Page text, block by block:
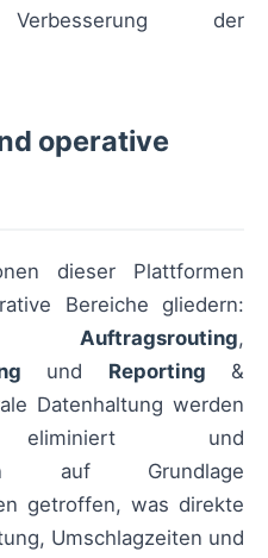
der
operative
dieser Plattformen
Bereiche gliedern:
Auftragsrouting,
und Reporting &
Datenhaltung werden
eliminiert und
auf Grundlage
getroffen, was direkte
Umschlagzeiten und